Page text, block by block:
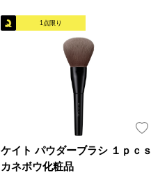
1点限り
ケイト パウダーブラシ １ｐｃｓ
カネボウ化粧品